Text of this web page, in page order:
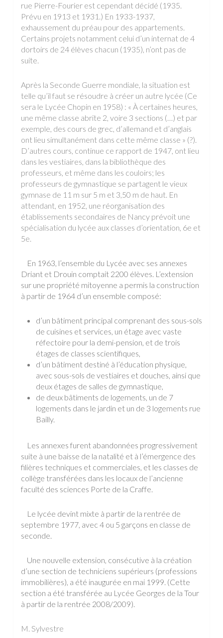
rue Pierre-Fourier est cependant décidé (1935.
Prévu en 1913 et 1931.) En 1933-1937,
exhaussement du préau pour des appartements.
Certains projets notamment celui d’un internat de 4
dortoirs de 24 élèves chacun (1935), n’ont pas de
suite.
Après la Seconde Guerre mondiale, la situation est
telle qu’il faut se résoudre à créer un autre lycée (Ce
sera le Lycée Chopin en 1958) : « À certaines heures,
une même classe abrite 2, voire 3 sections (…) et par
exemple, des cours de grec, d’allemand et d’anglais
ont lieu simultanément dans cette même classe » (?).
D’autres cours, continue ce rapport de 1947, ont lieu
dans les vestiaires, dans la bibliothèque des
professeurs, et même dans les couloirs; les
professeurs de gymnastique se partagent le vieux
gymnase de 11 m sur 5 m et 3,50 m de haut. En
attendant, en 1952, une réorganisation des
établissements secondaires de Nancy prévoit une
spécialisation du lycée aux classes d’orientation, 6e et
5e.
En 1963, l’ensemble du Lycée avec ses annexes
Driant et Drouin comptait 2200 élèves. L’extension
sur une propriété mitoyenne a permis la construction
à partir de 1964 d’un ensemble composé:
d’un bâtiment principal comprenant des sous-sols
de cuisines et services, un étage avec vaste
réfectoire pour la demi-pension, et de trois
étages de classes scientifiques,
d’un bâtiment destiné à l’éducation physique,
avec sous-sols de vestiaires et douches, ainsi que
deux étages de salles de gymnastique,
de deux bâtiments de logements, un de 7
logements dans le jardin et un de 3 logements rue
Bailly.
Les annexes furent abandonnées progressivement
suite à une baisse de la natalité et à l’émergence des
filières techniques et commerciales, et les classes de
collège transférées dans les locaux de l’ancienne
faculté des sciences Porte de la Craffe.
Le lycée devint mixte à partir de la rentrée de
septembre 1977, avec 4 ou 5 garçons en classe de
seconde.
Une nouvelle extension, consécutive à la création
d’une section de techniciens supérieurs (professions
immobilières), a été inaugurée en mai 1999. (Cette
section a été transférée au Lycée Georges de la Tour
à partir de la rentrée 2008/2009).
M. Sylvestre